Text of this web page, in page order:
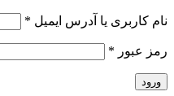
نام کاربری یا آدرس ایمیل *
رمز عبور *
ورود